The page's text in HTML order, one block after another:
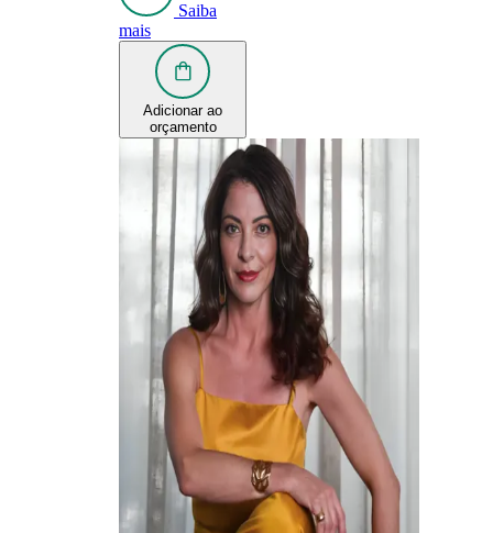
Saiba
mais
Adicionar ao
orçamento